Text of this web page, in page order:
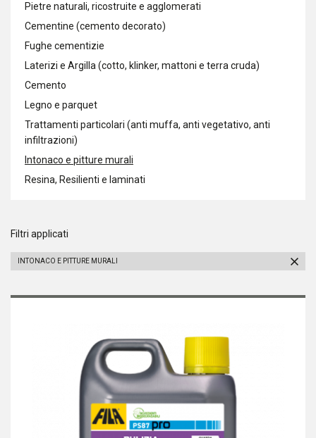
Pietre naturali, ricostruite e agglomerati
Cementine (cemento decorato)
Fughe cementizie
Laterizi e Argilla (cotto, klinker, mattoni e terra cruda)
Cemento
Legno e parquet
Trattamenti particolari (anti muffa, anti vegetativo, anti
infiltrazioni)
Intonaco e pitture murali
Resina, Resilienti e laminati
Filtri applicati
INTONACO E PITTURE MURALI